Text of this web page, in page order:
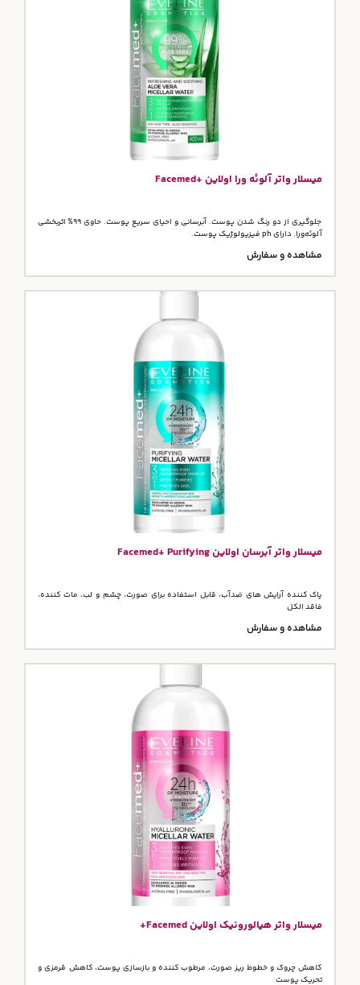
میسلار واتر آلوئه ورا اولاین +Facemed
جلوگیری از دو رنگ شدن پوست. آبرسانی و احیای سریع پوست. حاوی ۹۹% اثربخشی
آلوئه‏‌ورا. دارای ph فیزیولوژیک پوست.
مشاهده و سفارش
میسلار واتر آبرسان اولاین Facemed+ Purifying
پاک کننده آرایش های ضدآب، قابل استفاده برای صورت، چشم و لب، مات کننده،
فاقد الکل
مشاهده و سفارش
میسلار واتر هیالورونیک اولاین Facemed+
کاهش چروک و خطوط ریز صورت، مرطوب کننده و بازسازی پوست، کاهش قرمزی و
تحریک پوست